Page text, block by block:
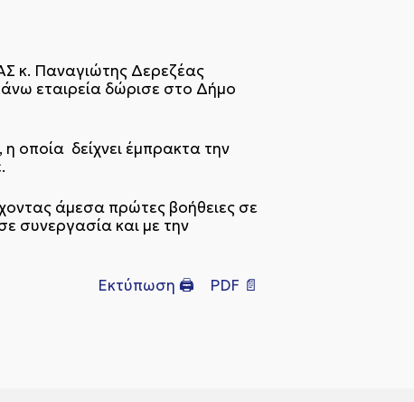
κ. Παναγιώτης Δερεζέας
εταιρεία δώρισε στο Δήμο
οποία δείχνει έμπρακτα την
άμεσα πρώτες βοήθειες σε
συνεργασία και με την
Εκτύπωση 🖨 PDF 📄